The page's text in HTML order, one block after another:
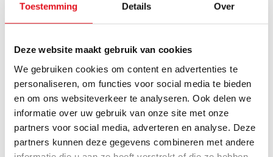
Toestemming Details Over
Deze website maakt gebruik van cookies
We gebruiken cookies om content en advertenties te
personaliseren, om functies voor social media te bieden
en om ons websiteverkeer te analyseren. Ook delen we
informatie over uw gebruik van onze site met onze
partners voor social media, adverteren en analyse. Deze
partners kunnen deze gegevens combineren met andere
J'ai une installation de pompe à chaleur
(hybride), puis-je utiliser tous les
Puis-je utiliser tous les radiateurs du site
en combinaison avec un chauffage
urbain ?
Un radiateur panneau fonctionne-t-il à
40°C ?